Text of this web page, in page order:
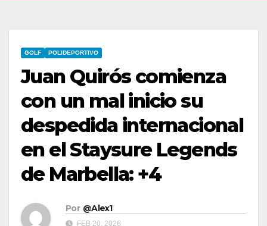
GOLF POLIDEPORTIVO
Juan Quirós comienza
con un mal inicio su
despedida internacional
en el Staysure Legends
de Marbella: +4
Por @Alex1
FEB 20, 2026